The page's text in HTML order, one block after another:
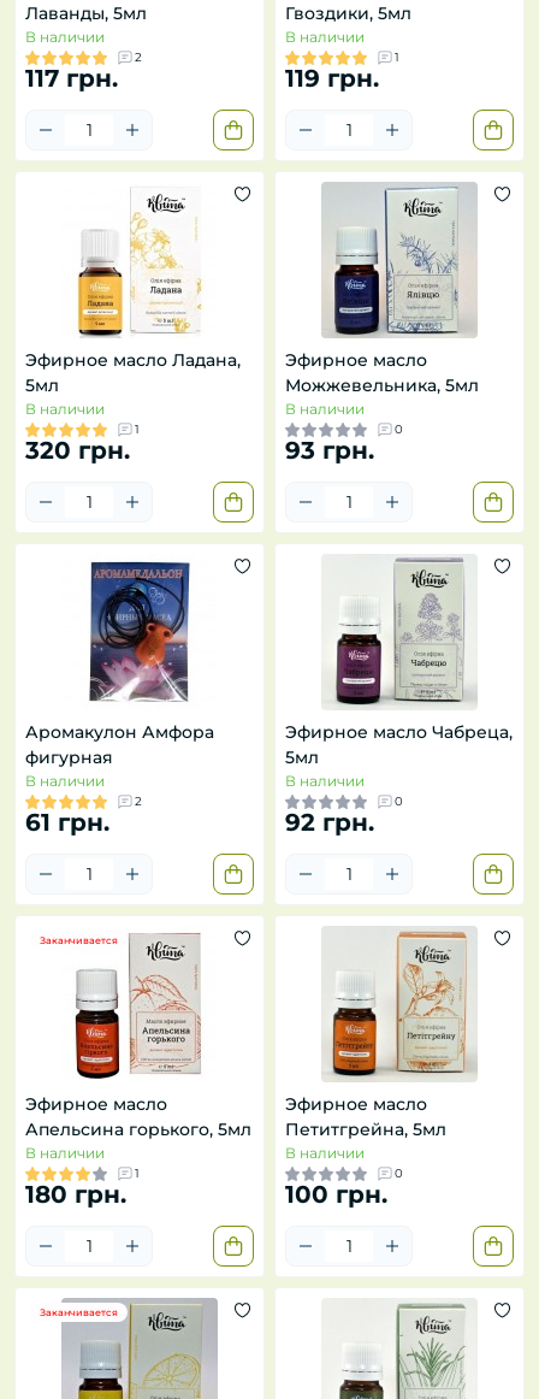
Лаванды, 5мл
В наличии
2
117 грн.
Гвоздики, 5мл
В наличии
1
119 грн.
Эфирное масло Ладана,
5мл
В наличии
1
320 грн.
Эфирное масло
Можжевельника, 5мл
В наличии
0
93 грн.
Аромакулон Амфора
фигурная
В наличии
2
61 грн.
Эфирное масло Чабреца,
5мл
В наличии
0
92 грн.
Заканчивается
Эфирное масло
Апельсина горького, 5мл
В наличии
1
180 грн.
Эфирное масло
Петитгрейна, 5мл
В наличии
0
100 грн.
Заканчивается